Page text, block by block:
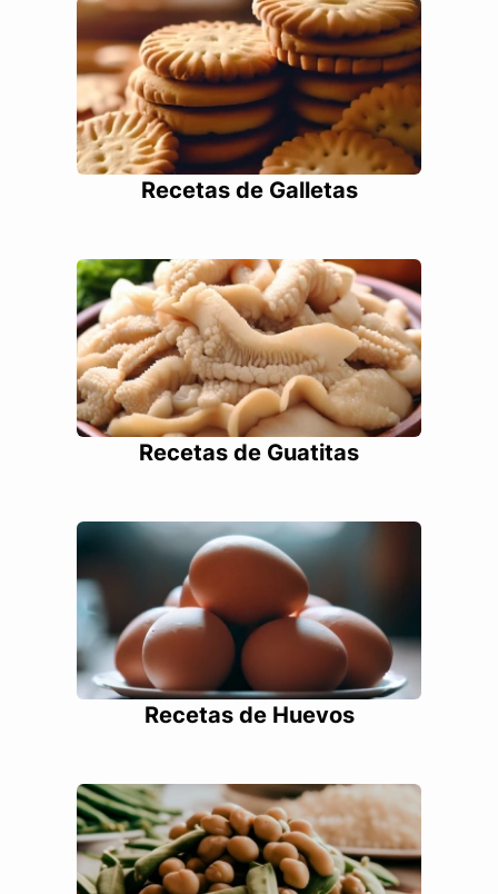
Recetas de Galletas
Recetas de Guatitas
Recetas de Huevos